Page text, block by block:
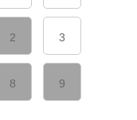
2 3
8 9